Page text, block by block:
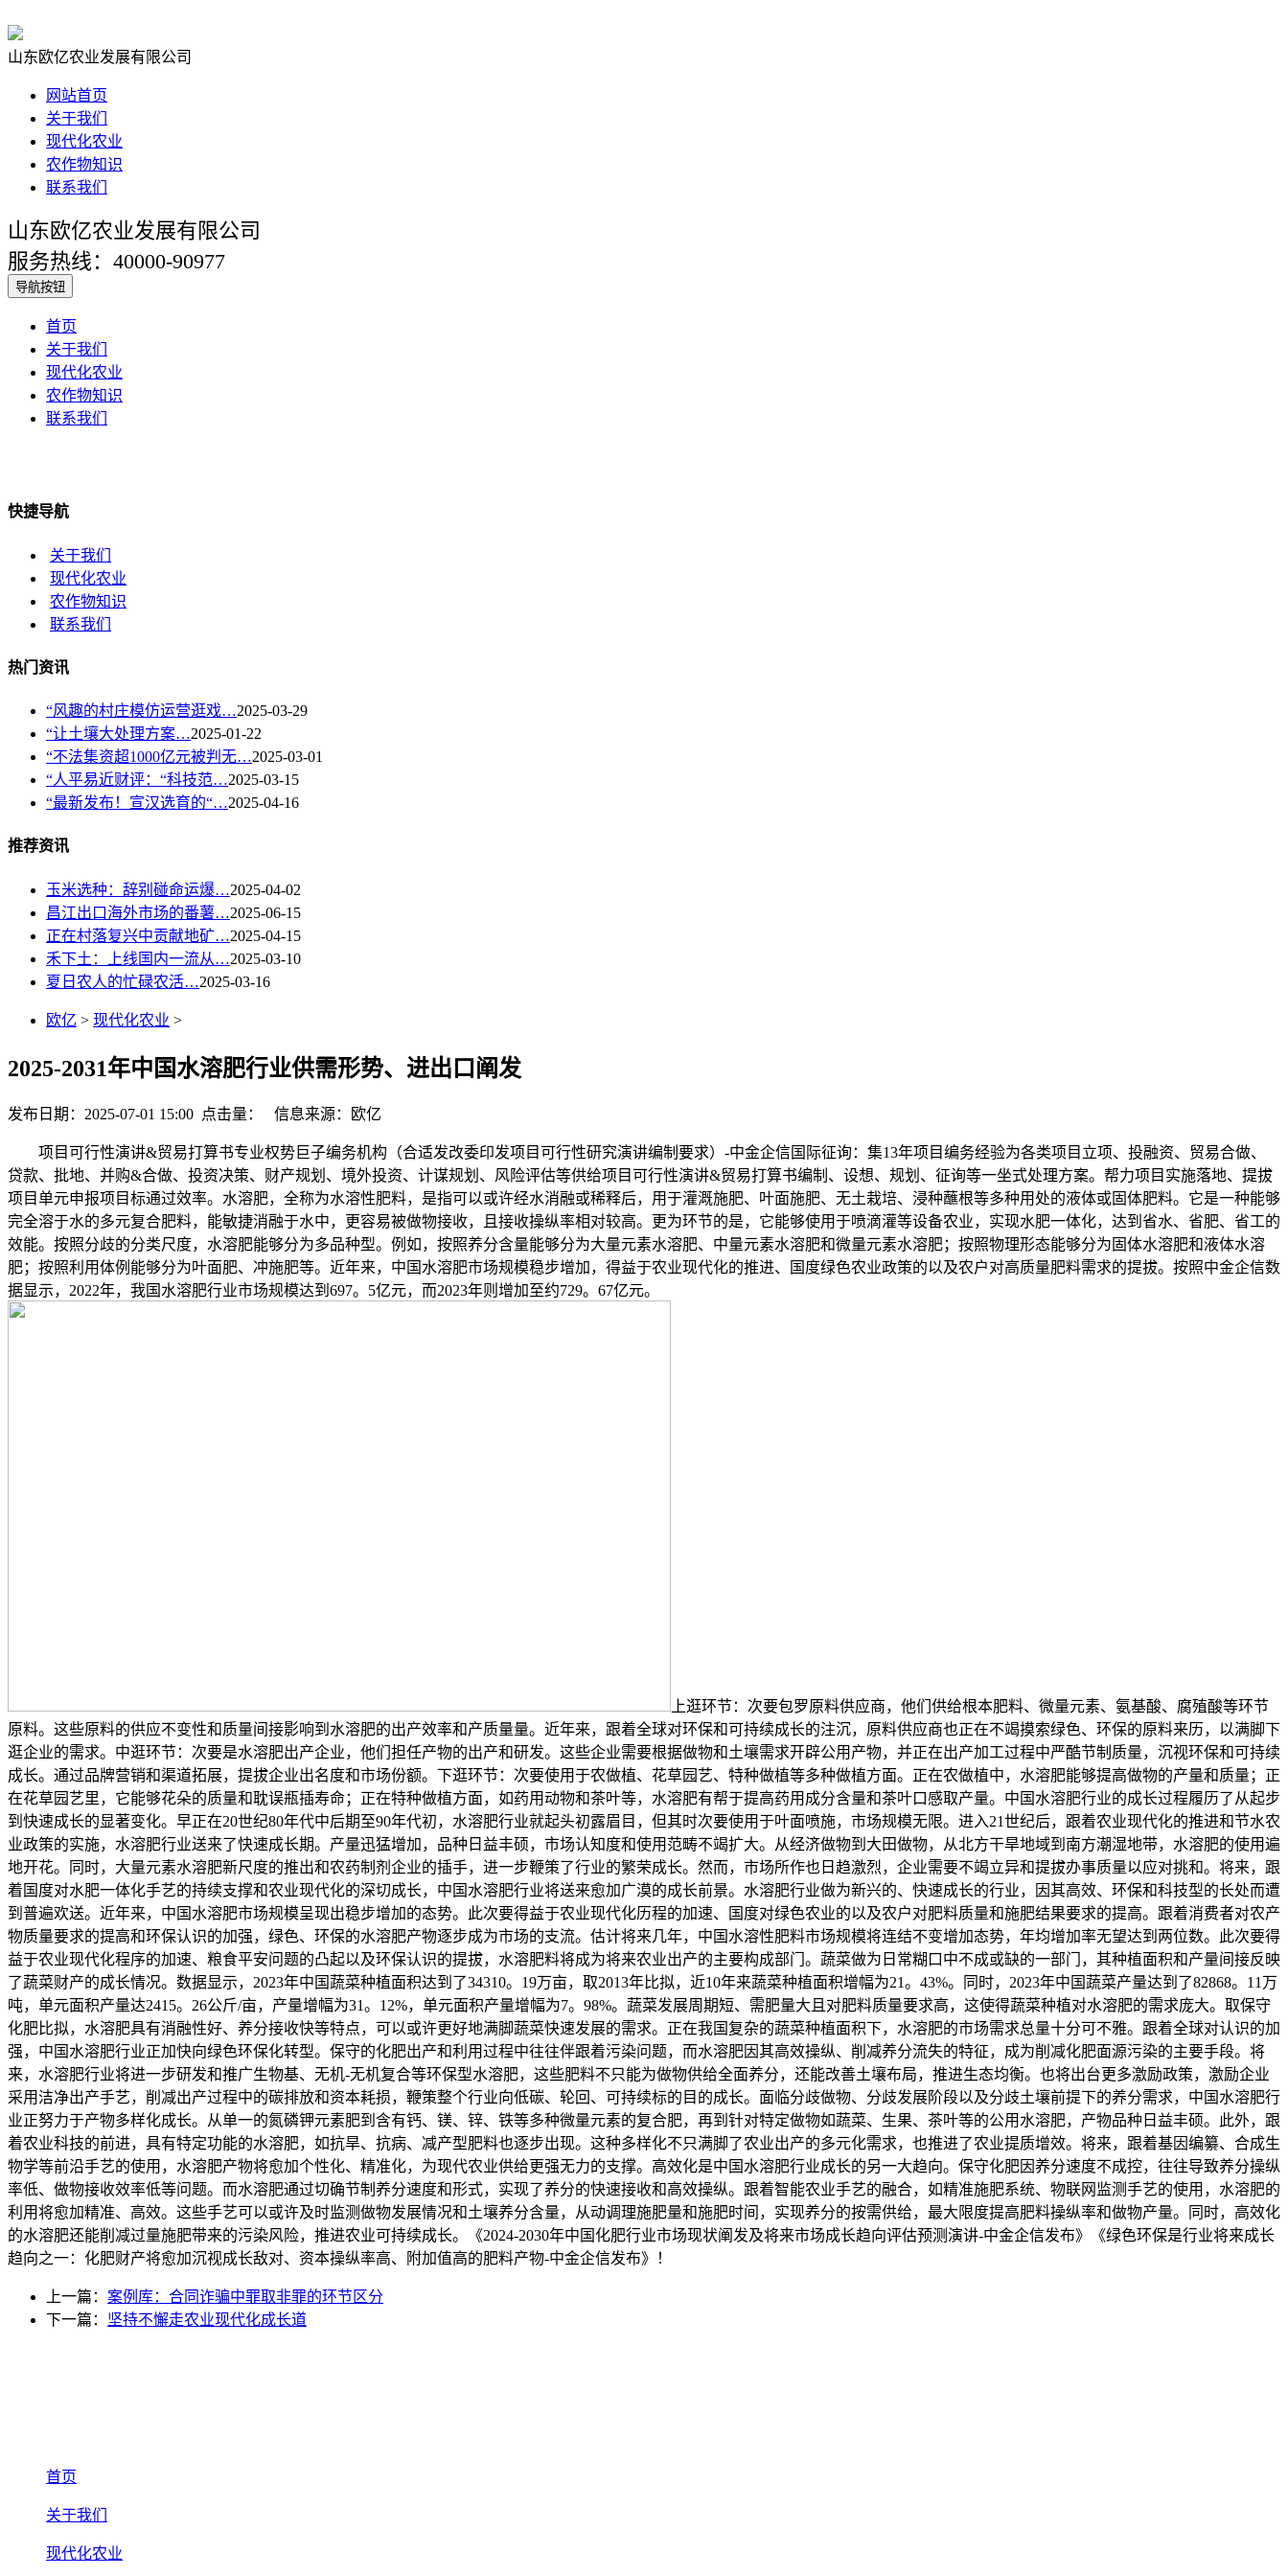
山东欧亿农业发展有限公司
网站首页
关于我们
现代化农业
农作物知识
联系我们
山东欧亿农业发展有限公司
服务热线：40000-90977
导航按钮
首页
关于我们
现代化农业
农作物知识
联系我们
快捷导航
关于我们
现代化农业
农作物知识
联系我们
热门资讯
“风趣的村庄模仿运营逛戏…2025-03-29
“让土壤大处理方案…2025-01-22
“不法集资超1000亿元被判无…2025-03-01
“人平易近财评：“科技范…2025-03-15
“最新发布！宣汉选育的“…2025-04-16
推荐资讯
玉米选种：辞别碰命运爆…2025-04-02
昌江出口海外市场的番薯…2025-06-15
正在村落复兴中贡献地矿…2025-04-15
禾下土：上线国内一流从…2025-03-10
夏日农人的忙碌农活…2025-03-16
欧亿 > 现代化农业 >
2025-2031年中国水溶肥行业供需形势、进出口阐发
发布日期：2025-07-01 15:00 点击量： 信息来源：欧亿
项目可行性演讲&贸易打算书专业权势巨子编务机构（合适发改委印发项目可行性研究演讲编制要求）-中金企信国际征询：集13年项目编务经验为各类项目立项、投融资、贸易合做、
贷款、批地、并购&合做、投资决策、财产规划、境外投资、计谋规划、风险评估等供给项目可行性演讲&贸易打算书编制、设想、规划、征询等一坐式处理方案。帮力项目实施落地、提拔
项目单元申报项目标通过效率。水溶肥，全称为水溶性肥料，是指可以或许经水消融或稀释后，用于灌溉施肥、叶面施肥、无土栽培、浸种蘸根等多种用处的液体或固体肥料。它是一种能够
完全溶于水的多元复合肥料，能敏捷消融于水中，更容易被做物接收，且接收操纵率相对较高。更为环节的是，它能够使用于喷滴灌等设备农业，实现水肥一体化，达到省水、省肥、省工的
效能。按照分歧的分类尺度，水溶肥能够分为多品种型。例如，按照养分含量能够分为大量元素水溶肥、中量元素水溶肥和微量元素水溶肥；按照物理形态能够分为固体水溶肥和液体水溶
肥；按照利用体例能够分为叶面肥、冲施肥等。近年来，中国水溶肥市场规模稳步增加，得益于农业现代化的推进、国度绿色农业政策的以及农户对高质量肥料需求的提拔。按照中金企信数
据显示，2022年，我国水溶肥行业市场规模达到697。5亿元，而2023年则增加至约729。67亿元。
上逛环节：次要包罗原料供应商，他们供给根本肥料、微量元素、氨基酸、腐殖酸等环节
原料。这些原料的供应不变性和质量间接影响到水溶肥的出产效率和产质量量。近年来，跟着全球对环保和可持续成长的注沉，原料供应商也正在不竭摸索绿色、环保的原料来历，以满脚下
逛企业的需求。中逛环节：次要是水溶肥出产企业，他们担任产物的出产和研发。这些企业需要根据做物和土壤需求开辟公用产物，并正在出产加工过程中严酷节制质量，沉视环保和可持续
成长。通过品牌营销和渠道拓展，提拔企业出名度和市场份额。下逛环节：次要使用于农做植、花草园艺、特种做植等多种做植方面。正在农做植中，水溶肥能够提高做物的产量和质量；正
在花草园艺里，它能够花朵的质量和耽误瓶插寿命；正在特种做植方面，如药用动物和茶叶等，水溶肥有帮于提高药用成分含量和茶叶口感取产量。中国水溶肥行业的成长过程履历了从起步
到快速成长的显著变化。早正在20世纪80年代中后期至90年代初，水溶肥行业就起头初露眉目，但其时次要使用于叶面喷施，市场规模无限。进入21世纪后，跟着农业现代化的推进和节水农
业政策的实施，水溶肥行业送来了快速成长期。产量迅猛增加，品种日益丰硕，市场认知度和使用范畴不竭扩大。从经济做物到大田做物，从北方干旱地域到南方潮湿地带，水溶肥的使用遍
地开花。同时，大量元素水溶肥新尺度的推出和农药制剂企业的插手，进一步鞭策了行业的繁荣成长。然而，市场所作也日趋激烈，企业需要不竭立异和提拔办事质量以应对挑和。将来，跟
着国度对水肥一体化手艺的持续支撑和农业现代化的深切成长，中国水溶肥行业将送来愈加广漠的成长前景。水溶肥行业做为新兴的、快速成长的行业，因其高效、环保和科技型的长处而遭
到普遍欢送。近年来，中国水溶肥市场规模呈现出稳步增加的态势。此次要得益于农业现代化历程的加速、国度对绿色农业的以及农户对肥料质量和施肥结果要求的提高。跟着消费者对农产
物质量要求的提高和环保认识的加强，绿色、环保的水溶肥产物逐步成为市场的支流。估计将来几年，中国水溶性肥料市场规模将连结不变增加态势，年均增加率无望达到两位数。此次要得
益于农业现代化程序的加速、粮食平安问题的凸起以及环保认识的提拔，水溶肥料将成为将来农业出产的主要构成部门。蔬菜做为日常糊口中不成或缺的一部门，其种植面积和产量间接反映
了蔬菜财产的成长情况。数据显示，2023年中国蔬菜种植面积达到了34310。19万亩，取2013年比拟，近10年来蔬菜种植面积增幅为21。43%。同时，2023年中国蔬菜产量达到了82868。11万
吨，单元面积产量达2415。26公斤/亩，产量增幅为31。12%，单元面积产量增幅为7。98%。蔬菜发展周期短、需肥量大且对肥料质量要求高，这使得蔬菜种植对水溶肥的需求庞大。取保守
化肥比拟，水溶肥具有消融性好、养分接收快等特点，可以或许更好地满脚蔬菜快速发展的需求。正在我国复杂的蔬菜种植面积下，水溶肥的市场需求总量十分可不雅。跟着全球对认识的加
强，中国水溶肥行业正加快向绿色环保化转型。保守的化肥出产和利用过程中往往伴跟着污染问题，而水溶肥因其高效操纵、削减养分流失的特征，成为削减化肥面源污染的主要手段。将
来，水溶肥行业将进一步研发和推广生物基、无机-无机复合等环保型水溶肥，这些肥料不只能为做物供给全面养分，还能改善土壤布局，推进生态均衡。也将出台更多激励政策，激励企业
采用洁净出产手艺，削减出产过程中的碳排放和资本耗损，鞭策整个行业向低碳、轮回、可持续标的目的成长。面临分歧做物、分歧发展阶段以及分歧土壤前提下的养分需求，中国水溶肥行
业正努力于产物多样化成长。从单一的氮磷钾元素肥到含有钙、镁、锌、铁等多种微量元素的复合肥，再到针对特定做物如蔬菜、生果、茶叶等的公用水溶肥，产物品种日益丰硕。此外，跟
着农业科技的前进，具有特定功能的水溶肥，如抗旱、抗病、减产型肥料也逐步出现。这种多样化不只满脚了农业出产的多元化需求，也推进了农业提质增效。将来，跟着基因编纂、合成生
物学等前沿手艺的使用，水溶肥产物将愈加个性化、精准化，为现代农业供给更强无力的支撑。高效化是中国水溶肥行业成长的另一大趋向。保守化肥因养分速度不成控，往往导致养分操纵
率低、做物接收效率低等问题。而水溶肥通过切确节制养分速度和形式，实现了养分的快速接收和高效操纵。跟着智能农业手艺的融合，如精准施肥系统、物联网监测手艺的使用，水溶肥的
利用将愈加精准、高效。这些手艺可以或许及时监测做物发展情况和土壤养分含量，从动调理施肥量和施肥时间，实现养分的按需供给，最大限度提高肥料操纵率和做物产量。同时，高效化
的水溶肥还能削减过量施肥带来的污染风险，推进农业可持续成长。《2024-2030年中国化肥行业市场现状阐发及将来市场成长趋向评估预测演讲-中金企信发布》《绿色环保是行业将来成长
趋向之一：化肥财产将愈加沉视成长敌对、资本操纵率高、附加值高的肥料产物-中金企信发布》！
上一篇： 案例库：合同诈骗中罪取非罪的环节区分
下一篇： 坚持不懈走农业现代化成长道
首页
关于我们
现代化农业